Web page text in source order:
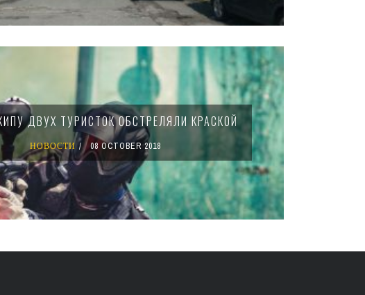
ДВУХ ТУРИСТОК ОБСТРЕЛЯЛИ КРАСКОЙ
НОВОСТИ 08 OCTOBER 2018